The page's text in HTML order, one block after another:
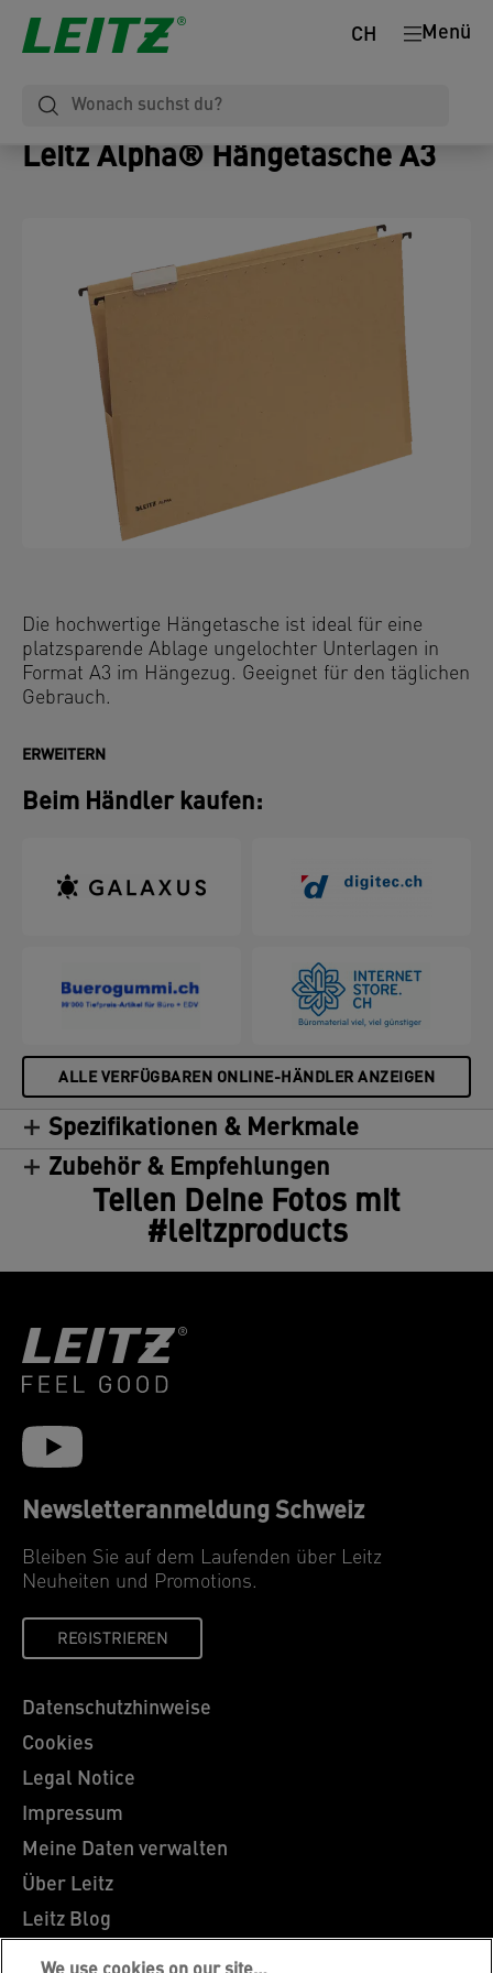
Menü
CH
Leitz Alpha® Hängetasche A3
Die hochwertige Hängetasche ist ideal für eine
platzsparende Ablage ungelochter Unterlagen in
Format A3 im Hängezug. Geeignet für den täglichen
Gebrauch.
ERWEITERN
Beim Händler kaufen:
ALLE VERFÜGBAREN ONLINE-HÄNDLER ANZEIGEN
Spezifikationen & Merkmale
Zubehör & Empfehlungen
Teilen Deine Fotos mit
#leitzproducts
Newsletteranmeldung Schweiz
Bleiben Sie auf dem Laufenden über Leitz
Neuheiten und Promotions.
REGISTRIEREN
Datenschutzhinweise
Cookies
Legal Notice
Impressum
Meine Daten verwalten
Über Leitz
Leitz Blog
Karriere